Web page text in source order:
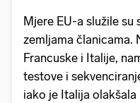
Mjere EU-a služile
zemljama članicama.
Francuske i Italije,
testove i
iako je Italija